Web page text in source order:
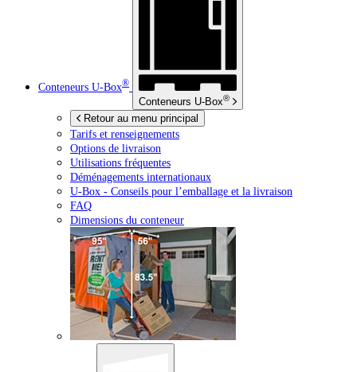
Conteneurs U-Box®
Conteneurs U-Box®
Retour au menu principal
Tarifs et renseignements
Options de livraison
Utilisations fréquentes
Déménagements internationaux
U-Box - Conseils pour l’emballage et la livraison
FAQ
Dimensions du conteneur